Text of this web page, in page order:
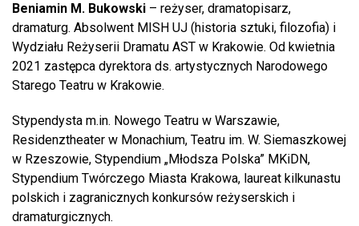
Beniamin M. Bukowski – reżyser, dramatopisarz,
dramaturg. Absolwent MISH UJ (historia sztuki, filozofia) i
Wydziału Reżyserii Dramatu AST w Krakowie. Od kwietnia
2021 zastępca dyrektora ds. artystycznych Narodowego
Starego Teatru w Krakowie.
Stypendysta m.in. Nowego Teatru w Warszawie,
Residenztheater w Monachium, Teatru im. W. Siemaszkowej
w Rzeszowie, Stypendium „Młodsza Polska” MKiDN,
Stypendium Twórczego Miasta Krakowa, laureat kilkunastu
polskich i zagranicznych konkursów reżyserskich i
dramaturgicznych.